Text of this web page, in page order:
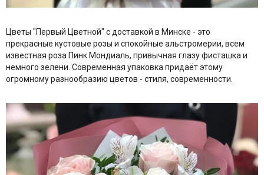
Цветы "Первый Цветной" с доставкой в Минске - это
прекрасные кустовые розы и спокойные альстромерии, всем
известная роза Пинк Мондиаль, привычная глазу фисташка и
немного зелени. Современная упаковка придаёт этому
огромному разнообразию цветов - стиля, современности.